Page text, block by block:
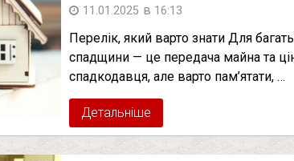
11.01.2025 в 16:13
Перелік, який варто знати Для
спадщини — це передача майна та
спадкодавця, але варто пам’ятати, …
Детальніше